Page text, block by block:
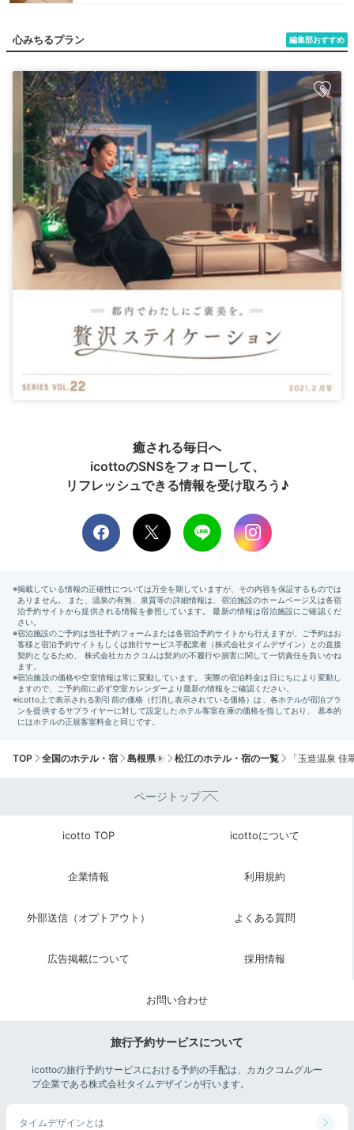
編集部おすすめ
心みちるプラン
癒される毎日へ
icottoのSNSをフォローして、
リフレッシュできる情報を受け取ろう♪
TOP 全国のホテル・宿 島根県 松江のホテル・宿の一覧 「玉造温泉
ページトップ
icotto TOP icottoについて
企業情報 利用規約
外部送信（オプトアウト） よくある質問
広告掲載について 採用情報
お問い合わせ
旅行予約サービスについて
icottoの旅行予約サービスにおける予約の手配は、カカクコムグルー
プ企業である株式会社タイムデザインが行います。
タイムデザインとは